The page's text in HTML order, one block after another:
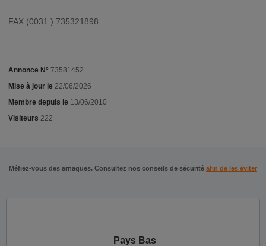
FAX (0031 ) 735321898
Annonce N° 73581452
Mise à jour le 22/06/2026
Membre depuis le 13/06/2010
Visiteurs 222
Méfiez-vous des arnaques. Consultez nos conseils de sécurité afin de les éviter
Pays Bas